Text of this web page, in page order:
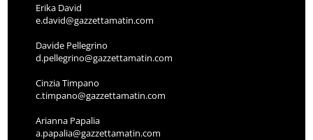
Erika David
e.david@gazzettamatin.com
Davide Pellegrino
d.pellegrino@gazzettamatin.com
Cinzia Timpano
c.timpano@gazzettamatin.com
Arianna Papalia
a.papalia@gazzettamatin.com